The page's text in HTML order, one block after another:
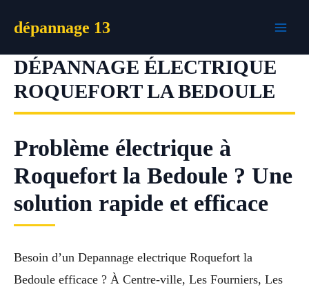
dépannage 13
DÉPANNAGE ÉLECTRIQUE
ROQUEFORT LA BEDOULE
Problème électrique à
Roquefort la Bedoule ? Une
solution rapide et efficace
Besoin d’un Depannage electrique Roquefort la
Bedoule efficace ? À Centre-ville, Les Fourniers, Les